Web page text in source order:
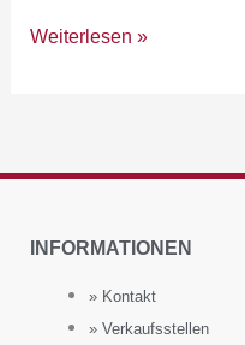
Weiterlesen »
INFORMATIONEN
» Kontakt
» Verkaufsstellen